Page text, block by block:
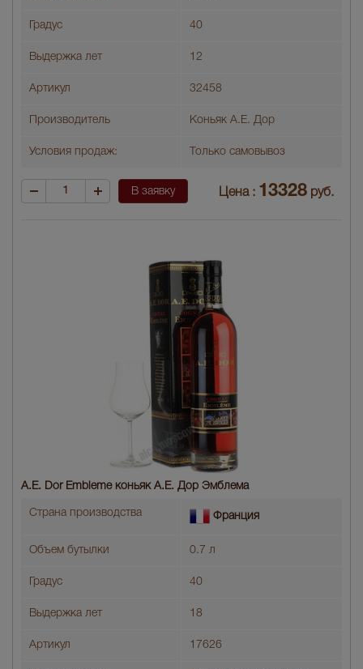
Градус 40
Выдержка лет 12
Артикул 32458
Производитель Коньяк А.Е. Дор
Условия продаж: Только самовывоз
В заявку Цена : 13328 руб.
A.E. Dor Embleme коньяк А.Е. Дор Эмблема
Страна производства Франция
Объем бутылки 0.7 л
Градус 40
Выдержка лет 18
Артикул 17626